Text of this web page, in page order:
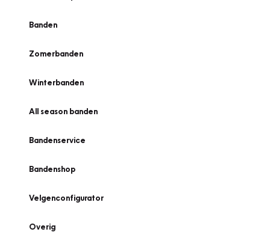
Banden
Zomerbanden
Winterbanden
All season banden
Bandenservice
Bandenshop
Velgenconfigurator
Overig